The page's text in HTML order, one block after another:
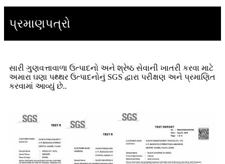
પ્રમાણપત્રો
સારી ગુણવત્તાવાળા ઉત્પાદનો અને શ્રેષ્ઠ સેવાની ખાતરી કરવા માટે
અમારા ઘણા પથ્થર ઉત્પાદનોનું SGS દ્વારા પરીક્ષણ અને પ્રમાણિત
કરવામાં આવ્યું છે..